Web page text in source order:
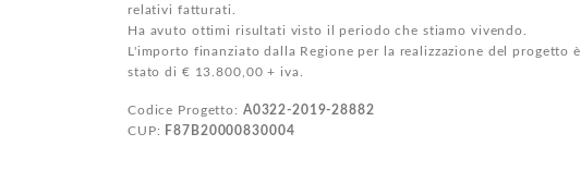
relativi fatturati.
Ha avuto ottimi risultati visto il periodo che stiamo vivendo.
L'importo finanziato dalla Regione per la realizzazione del progetto è
stato di € 13.800,00 + iva.
Codice Progetto: A0322-2019-28882
CUP: F87B20000830004